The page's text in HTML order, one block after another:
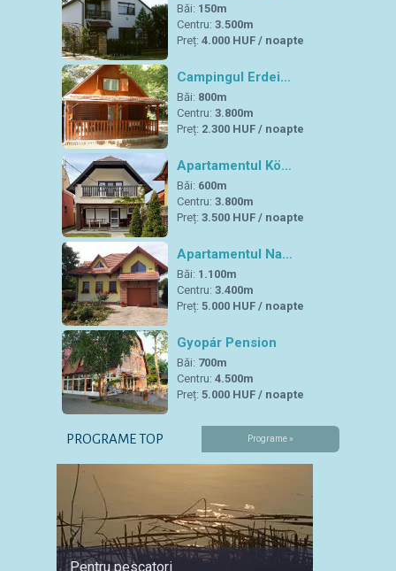
Băi: 150m
Centru: 3.500m
Preț: 4.000 HUF / noapte
Campingul Erdei…
Băi: 800m
Centru: 3.800m
Preț: 2.300 HUF / noapte
Apartamentul Kö…
Băi: 600m
Centru: 3.800m
Preț: 3.500 HUF / noapte
Apartamentul Na…
Băi: 1.100m
Centru: 3.400m
Preț: 5.000 HUF / noapte
Gyopár Pension
Băi: 700m
Centru: 4.500m
Preț: 5.000 HUF / noapte
PROGRAME TOP Programe »
Pentru pescatori